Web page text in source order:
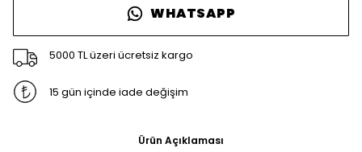
WHATSAPP
5000 TL üzeri ücretsiz kargo
15 gün içinde iade değişim
Ürün Açıklaması